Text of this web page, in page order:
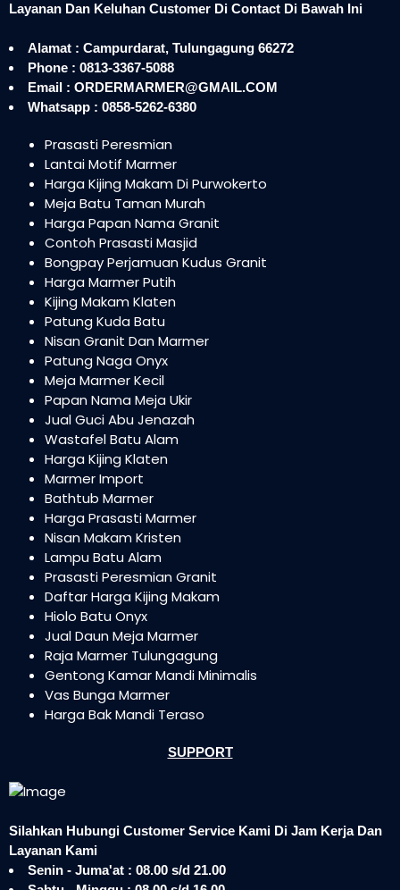
Layanan Dan Keluhan Customer Di Contact Di Bawah Ini
Alamat : Campurdarat, Tulungagung 66272
Phone : 0813-3367-5088
Email : ORDERMARMER@GMAIL.COM
Whatsapp : 0858-5262-6380
Prasasti Peresmian
Lantai Motif Marmer
Harga Kijing Makam Di Purwokerto
Meja Batu Taman Murah
Harga Papan Nama Granit
Contoh Prasasti Masjid
Bongpay Perjamuan Kudus Granit
Harga Marmer Putih
Kijing Makam Klaten
Patung Kuda Batu
Nisan Granit Dan Marmer
Patung Naga Onyx
Meja Marmer Kecil
Papan Nama Meja Ukir
Jual Guci Abu Jenazah
Wastafel Batu Alam
Harga Kijing Klaten
Marmer Import
Bathtub Marmer
Harga Prasasti Marmer
Nisan Makam Kristen
Lampu Batu Alam
Prasasti Peresmian Granit
Daftar Harga Kijing Makam
Hiolo Batu Onyx
Jual Daun Meja Marmer
Raja Marmer Tulungagung
Gentong Kamar Mandi Minimalis
Vas Bunga Marmer
Harga Bak Mandi Teraso
SUPPORT
Silahkan Hubungi Customer Service Kami Di Jam Kerja Dan
Layanan Kami
Senin - Juma'at : 08.00 s/d 21.00